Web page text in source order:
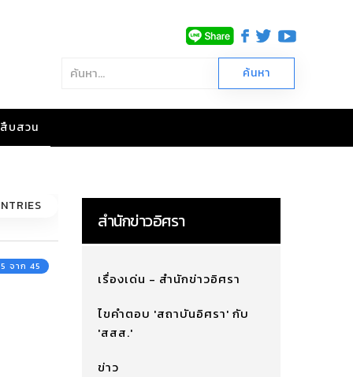
บสวน
จาก 45
สำนักข่าวอิศรา
เรื่องเด่น - สำนักข่าวอิศรา
ไขคำตอบ 'สถาบันอิศรา' กับ
'สสส.'
ข่าว